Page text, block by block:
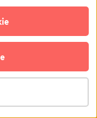
Impreza
środowiska
Biznes
Możesz wyrazić
momencie masz
zgodami cookie”,
Opcjonalne pliki
zrozumieć, jak
trafiają do serwisu, jak